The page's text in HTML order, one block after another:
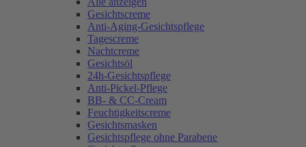
Gesichtscreme
Anti-Aging-Gesichtspflege
Tagescreme
Nachtcreme
Gesichtsöl
24h-Gesichtspflege
Anti-Pickel-Pflege
BB- & CC-Cream
Feuchtigkeitscreme
Gesichtsmasken
Gesichtspflege ohne Parabene